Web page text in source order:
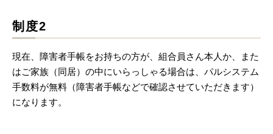
制度2
現在、障害者手帳をお持ちの方が、組合員さん本人か、また
はご家族（同居）の中にいらっしゃる場合は、パルシステム
手数料が無料（障害者手帳などで確認させていただきます）
になります。